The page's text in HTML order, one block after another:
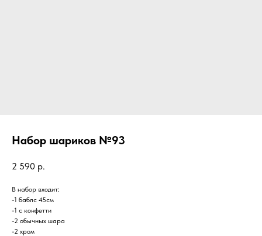
Набор шариков №93
2 590 р.
В набор входит:
-1 баблс 45см
-1 с конфетти
-2 обычных шара
-2 хром